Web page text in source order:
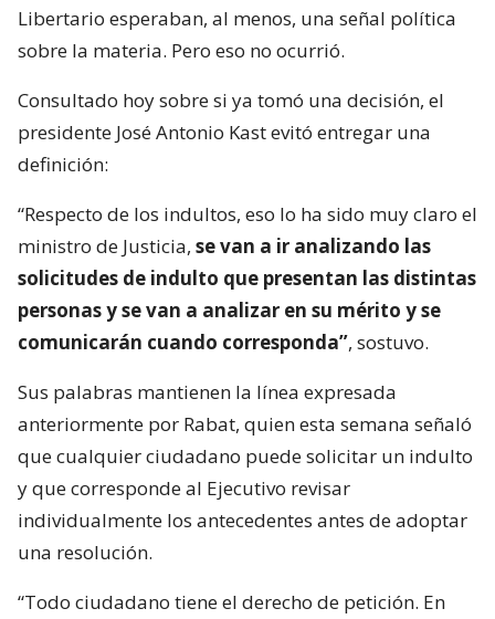
Libertario esperaban, al menos, una señal política
sobre la materia. Pero eso no ocurrió.
Consultado hoy sobre si ya tomó una decisión, el
presidente José Antonio Kast evitó entregar una
definición:
“Respecto de los indultos, eso lo ha sido muy claro el
ministro de Justicia, se van a ir analizando las
solicitudes de indulto que presentan las distintas
personas y se van a analizar en su mérito y se
comunicarán cuando corresponda”, sostuvo.
Sus palabras mantienen la línea expresada
anteriormente por Rabat, quien esta semana señaló
que cualquier ciudadano puede solicitar un indulto
y que corresponde al Ejecutivo revisar
individualmente los antecedentes antes de adoptar
una resolución.
“Todo ciudadano tiene el derecho de petición. En